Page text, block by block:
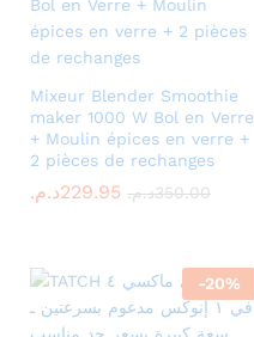
Mixeur Blender Smoothie
maker 1000 W Bol en Verre
+ Moulin épices en verre +
2 pièces de rechanges
229.95د.م. 350.00د.م.
-20%